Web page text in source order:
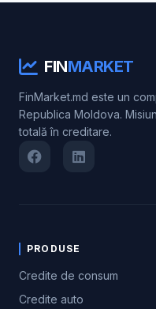
FINMARKET
FinMarket.md este un
Republica Moldova.
totală în creditare.
PRODUSE
Credite de consum
Credite auto